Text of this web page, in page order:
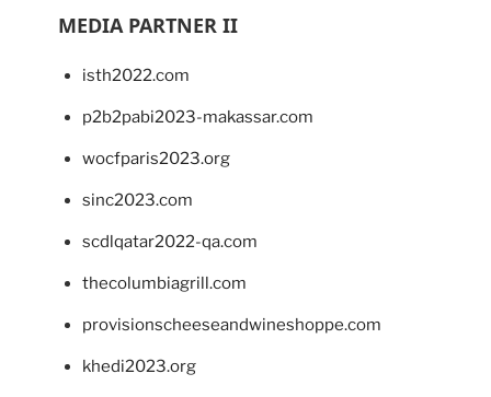
MEDIA PARTNER II
isth2022.com
p2b2pabi2023-makassar.com
wocfparis2023.org
sinc2023.com
scdlqatar2022-qa.com
thecolumbiagrill.com
provisionscheeseandwineshoppe.com
khedi2023.org